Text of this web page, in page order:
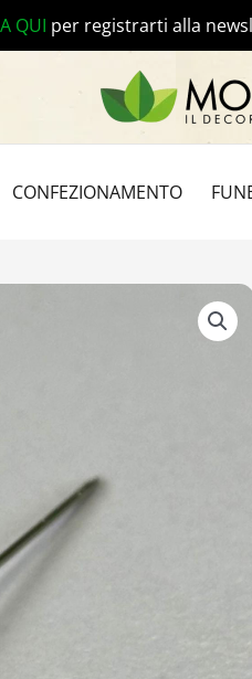
QUI per registrarti alla
CONFEZIONAMENTO